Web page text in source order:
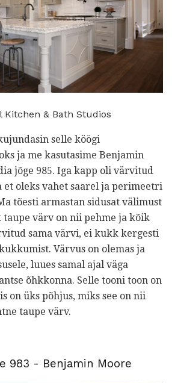
Kitchen & Bath Studios
selle köögi
ja me kasutasime Benjamin
jõge 985. Iga kapp oli värvitud
et oleks vahet saarel ja perimeetri
tõesti armastan sidusat välimust
taupe värv on nii pehme ja kõik
sama värvi, ei kukk kergesti
Värvus on olemas ja
luues samal ajal väga
õhkkonna. Selle tooni toon on
on üks põhjus, miks see on nii
taupe värv.
983 - Benjamin Moore